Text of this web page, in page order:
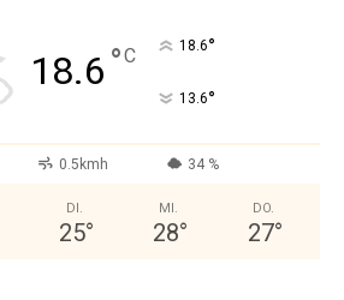
18.6 °C 18.6°
13.6°
0.5kmh 34 %
DI.
25°
MI.
28°
DO.
27°